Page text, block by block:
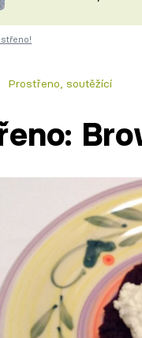
ČESKO NA TALÍŘI
KUCHAŘKA
Prostřeno, soutěžící